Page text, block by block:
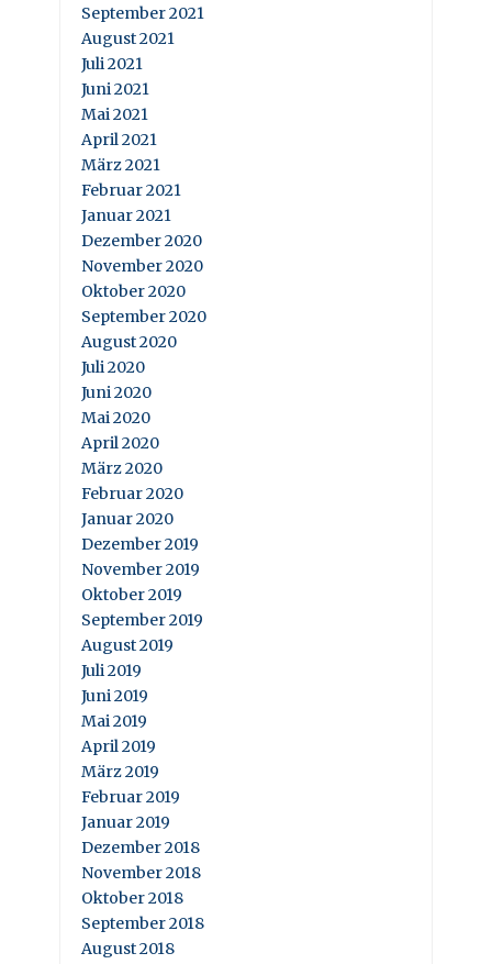
September 2021
August 2021
Juli 2021
Juni 2021
Mai 2021
April 2021
März 2021
Februar 2021
Januar 2021
Dezember 2020
November 2020
Oktober 2020
September 2020
August 2020
Juli 2020
Juni 2020
Mai 2020
April 2020
März 2020
Februar 2020
Januar 2020
Dezember 2019
November 2019
Oktober 2019
September 2019
August 2019
Juli 2019
Juni 2019
Mai 2019
April 2019
März 2019
Februar 2019
Januar 2019
Dezember 2018
November 2018
Oktober 2018
September 2018
August 2018